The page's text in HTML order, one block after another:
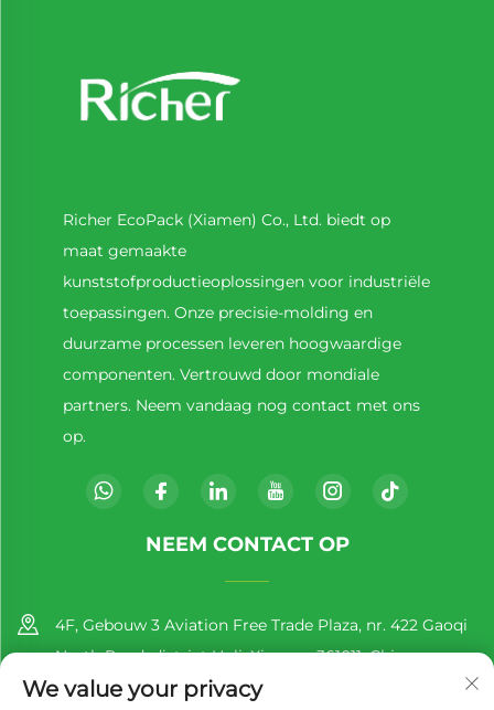
Richer EcoPack (Xiamen) Co., Ltd. biedt op
maat gemaakte
kunststofproductieoplossingen voor industriële
toepassingen. Onze precisie-molding en
duurzame processen leveren hoogwaardige
componenten. Vertrouwd door mondiale
partners. Neem vandaag nog contact met ons
op.
NEEM CONTACT OP
4F, Gebouw 3 Aviation Free Trade Plaza, nr. 422 Gaoqi
North Road, district Huli, Xiamen, 361011, China
+86-13860188777
We value your privacy